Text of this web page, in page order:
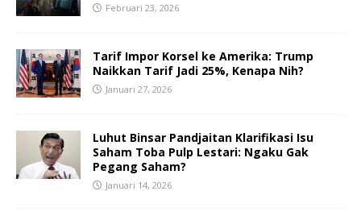
Februari 23, 2026
Tarif Impor Korsel ke Amerika: Trump
Naikkan Tarif Jadi 25%, Kenapa Nih?
Januari 27, 2026
Luhut Binsar Pandjaitan Klarifikasi Isu
Saham Toba Pulp Lestari: Ngaku Gak
Pegang Saham?
Januari 14, 2026